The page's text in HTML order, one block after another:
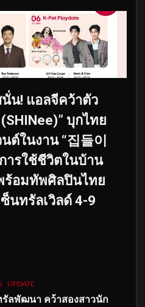
น! แอลจีคว้าตัว
บุกไทย
ต์ในงาน “집들이
ารใช้ชีวิตในบ้าน
ร้อมทัพศิลปินไทย
นทรัลเวิลด์ 4-9
UPDATE
รัลพัฒนา คว้าสองสาวนัก